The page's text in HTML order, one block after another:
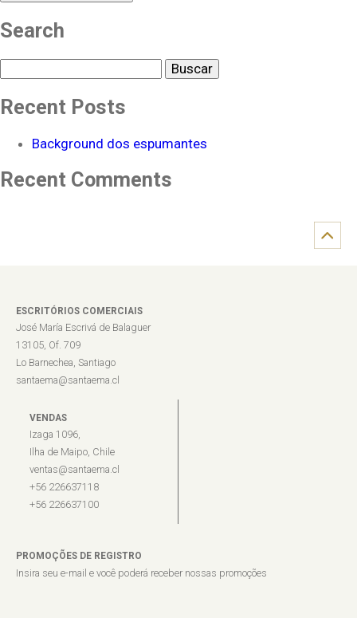
Search
Recent Posts
Background dos espumantes
Recent Comments
ESCRITÓRIOS COMERCIAIS
José María Escrivá de Balaguer
13105, Of. 709
Lo Barnechea, Santiago
santaema@santaema.cl
VENDAS
Izaga 1096,
Ilha de Maipo, Chile
ventas@santaema.cl
+56 226637118
+56 226637100
PROMOÇÕES DE REGISTRO
Insira seu e-mail e você poderá receber nossas promoções